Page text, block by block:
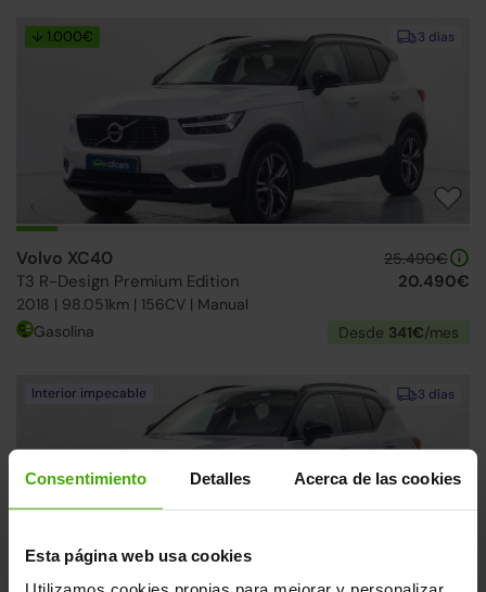
Consentimiento Detalles Acerca de las cookies
Esta página web usa cookies
3 días
↓ 1.000€
Volvo XC40
T3 R-Design Premium Edition
2018 | 98.051km | 156CV | Manual
25.490€
20.490€
Gasolina Desde 341€/mes
3 días
Interior impecable